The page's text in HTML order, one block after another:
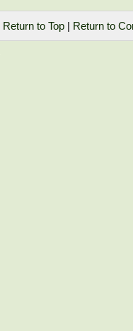
Return to Top | Return to